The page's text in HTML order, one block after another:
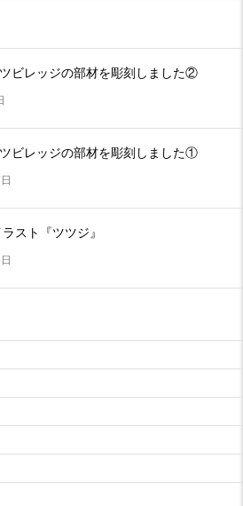
ビレッジの部材を彫刻しました②
ビレッジの部材を彫刻しました①
スト『ツツジ』